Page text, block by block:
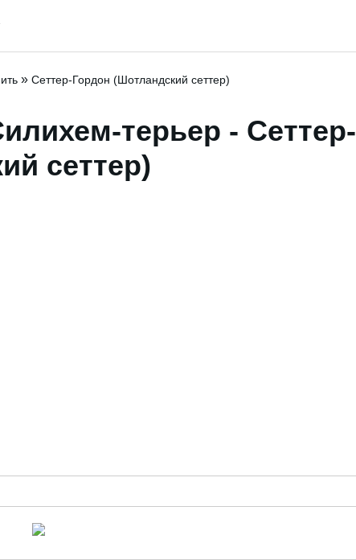
» Сеттер-Гордон (Шотландский сеттер)
терьер - Сеттер-
сеттер)